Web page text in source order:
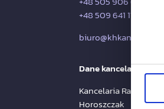
Wybór
+48 509 641 175
biuro@khkancelaria.pl
Dane kancelarii:
Kancelaria Radcy
Horoszczak